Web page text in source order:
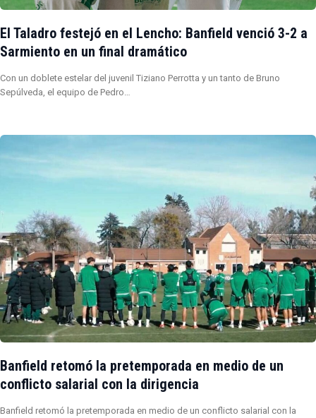
El Taladro festejó en el Lencho: Banfield venció 3-2 a
Sarmiento en un final dramático
Con un doblete estelar del juvenil Tiziano Perrotta y un tanto de Bruno
Sepúlveda, el equipo de Pedro…
Banfield retomó la pretemporada en medio de un
conflicto salarial con la dirigencia
Banfield retomó la pretemporada en medio de un conflicto salarial con la